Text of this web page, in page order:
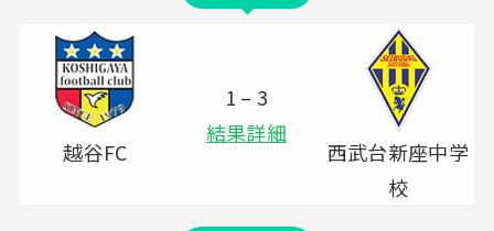
越谷FC
1 – 3
結果詳細
西武台新座中学
校